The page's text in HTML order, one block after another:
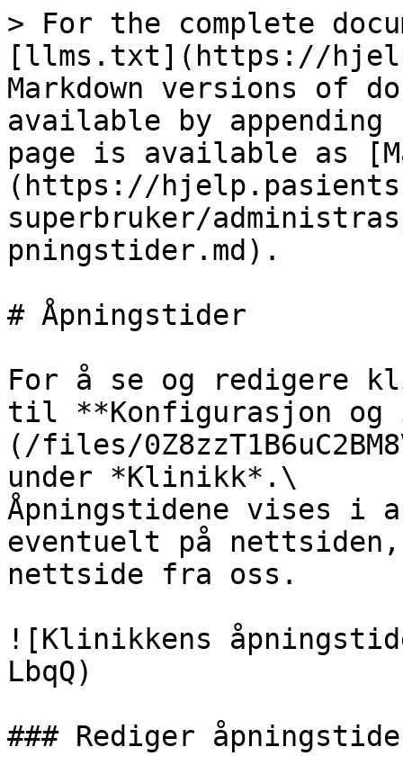
> For the complete
[llms.txt](https://
Markdown versions of
available by
page is available as
(https://
superbruker/
pningstider.md).
# Åpningstider
For å se og redigere
til **Konfigurasjon
(/files/
under *Klinikk*.\
Åpningstidene vises i
eventuelt på
nettside fra oss.
![Klinikkens
LbqQ)
### Rediger